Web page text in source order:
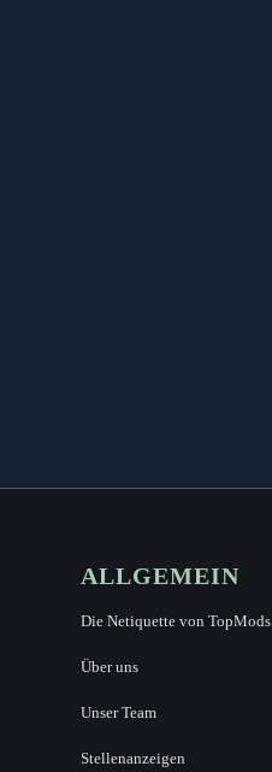
ALLGEMEIN
Die Netiquette von TopMods
Über uns
Unser Team
Stellenanzeigen